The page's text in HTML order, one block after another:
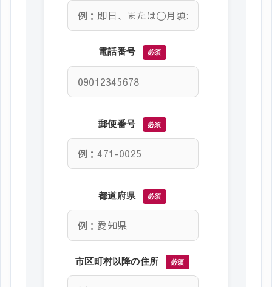
電話番号 必須
郵便番号 必須
都道府県 必須
市区町村以降の住所 必須